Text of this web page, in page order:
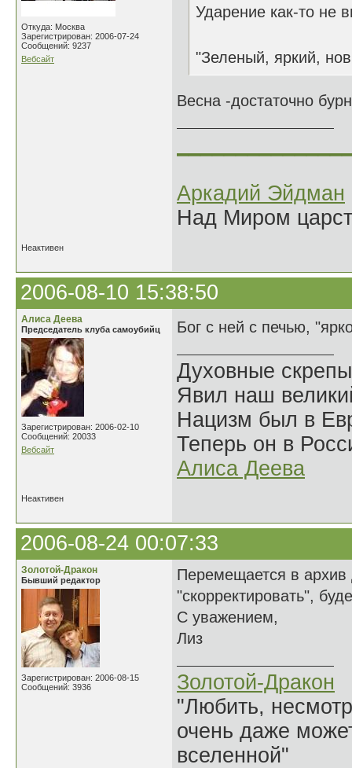
Откуда: Москва
Зарегистрирован: 2006-07-24
Сообщений: 9237
Вебсайт
Ударение как-то не
"Зеленый, яркий,
Весна -достаточно
Аркадий Эйдман
Над Миром
Неактивен
2006-08-10 15:38:50
Алиса Деева
Председатель клуба самоубийц
Зарегистрирован: 2006-02-10
Сообщений: 20033
Вебсайт
Бог с ней с печью,
Духовные
Явил наш
Нацизм был в
Теперь он в
Алиса Деева
Неактивен
2006-08-24 00:07:33
Золотой-Дракон
Бывший редактор
Зарегистрирован: 2006-08-15
Сообщений: 3936
Перемещается в
"скорректировать",
С уважением,
Лиз
Золотой-Дракон
"Любить,
очень даже
вселенной"